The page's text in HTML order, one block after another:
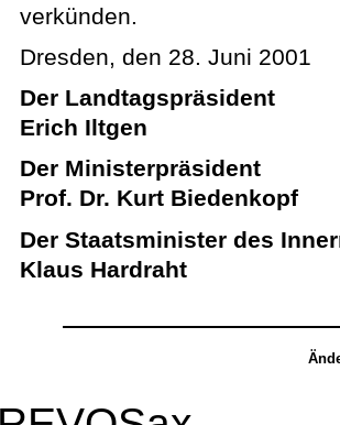
verkünden.
Dresden, den 28. Juni 2001
Der Landtagspräsident
Erich Iltgen
Der Ministerpräsident
Prof. Dr. Kurt Biedenkopf
Der Staatsminister des
Klaus Hardraht